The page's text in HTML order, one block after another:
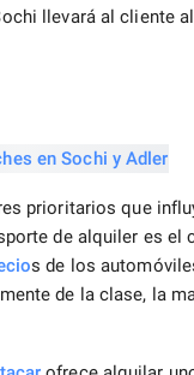
llevará al cliente
prioritarios que
de alquiler es el
s de los
de la clase, la